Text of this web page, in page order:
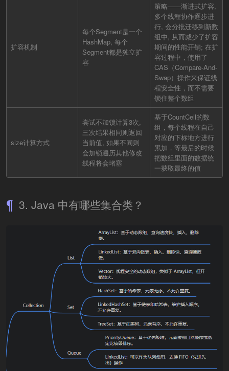
扩容机制
每个Segment是一个
HashMap, 每个
Segment都是独立扩
容
策略——渐进式扩容,
多个线程协作逐步进
行, 会分批迁移到新数
组中, 从而减少了扩容
期间的性能开销; 在扩
容过程中，使用了
CAS（Compare-And-
Swap）操作来保证线
程安全性，而不需要
锁住整个数组
size计算方式
尝试不加锁计算3次,
三次结果相同则返回
当前值, 如果不同则
会加锁遍历其他修改
线程将会堵塞
基于CountCell的数
组，每个线程在自己
对应的下标地方进行
累加，等最后的时候
把数组里面的数据统
一获取最终的值
3. Java 中有哪些集合类？